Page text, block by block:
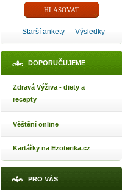
Starší ankety Výsledky
DOPORUČUJEME
Zdravá Výživa - diety a
recepty
Věštění online
Kartářky na Ezoterika.cz
PRO VÁS